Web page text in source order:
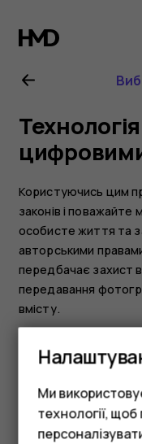
Nokia
G11
Користуючись цим
законів і поважайте
особисте життя та
авторськими
передбачає захист
передавання
вмісту.
Це було для
Ми
технології,